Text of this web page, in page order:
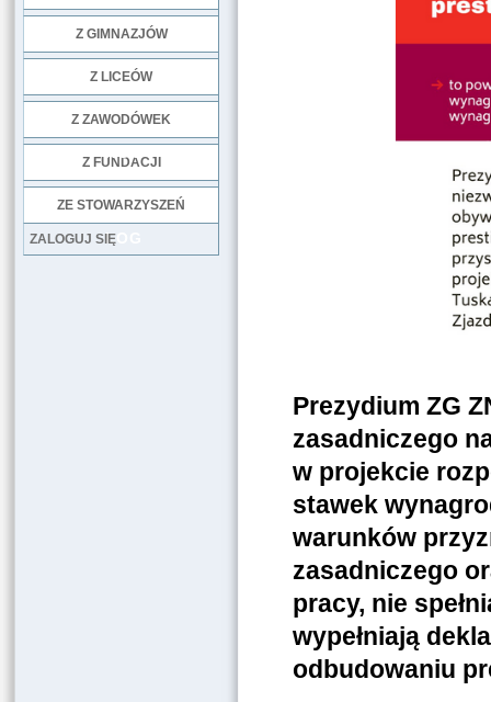
Z GIMNAZJÓW
Z LICEÓW
Z ZAWODÓWEK
Z FUNDACJI
ZE STOWARZYSZEŃ
LOG
ZALOGUJ SIĘ
Prezydium ZG
zasadniczego
w projekcie
stawek
warunków
zasadniczego
pracy, nie
wypełniają
odbudowaniu